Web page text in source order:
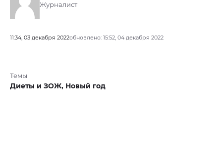
Журналист
11:34, 03 декабря 2022обновлено: 15:52, 04 декабря 2022
Темы
Диеты и ЗОЖ, Новый год